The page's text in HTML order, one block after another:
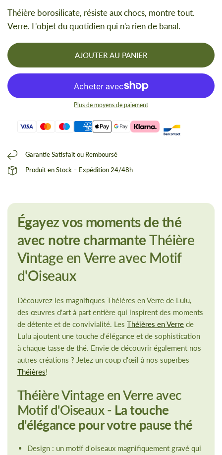
Théière borosilicate, résiste aux chocs, montre tout.
Verre. L'objet du quotidien qui n'a rien de banal.
AJOUTER AU PANIER
Plus de moyens de paiement
Garantie Satisfait ou Remboursé
Produit en Stock – Expédition 24/48h
Égayez vos moments de thé
avec notre charmanteThéière
Vintage en Verre avec Motif
d'Oiseaux
Découvrez les magnifiques Théières en Verre de Lulu,
des œuvres d'art à part entière qui inspirent des moments
de détente et de convivialité. LesThéières en Verre de
Lulu ajoutent une touche d'élégance et de sophistication
à chaque tasse de thé. Envie de découvrir également nos
autres créations ? Jetez un coup d'œil à nos superbes
Théières!
Théière Vintage en Verre avec
Motif d'Oiseaux- La touche
d'élégance pour votre pause thé
Design : un motif d'oiseaux magnifiquement gravé qui